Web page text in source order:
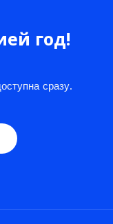
год!
сразу.